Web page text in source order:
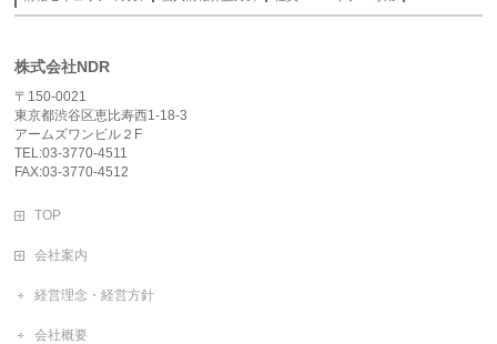
株式会社NDR
〒150-0021
東京都渋谷区恵比寿西1-18-3
アームズワンビル２F
TEL:03-3770-4511
FAX:03-3770-4512
TOP
会社案内
経営理念・経営方針
会社概要